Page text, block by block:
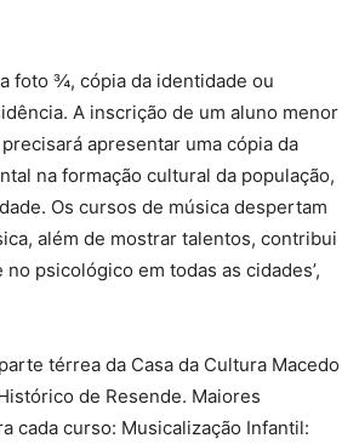
foto ¾, cópia da identidade ou
A inscrição de um aluno menor
apresentar uma cópia da
na formação cultural da população,
Os cursos de música despertam
além de mostrar talentos, contribui
psicológico em todas as cidades’,
térrea da Casa da Cultura Macedo
de Resende. Maiores
cada curso: Musicalização Infantil: